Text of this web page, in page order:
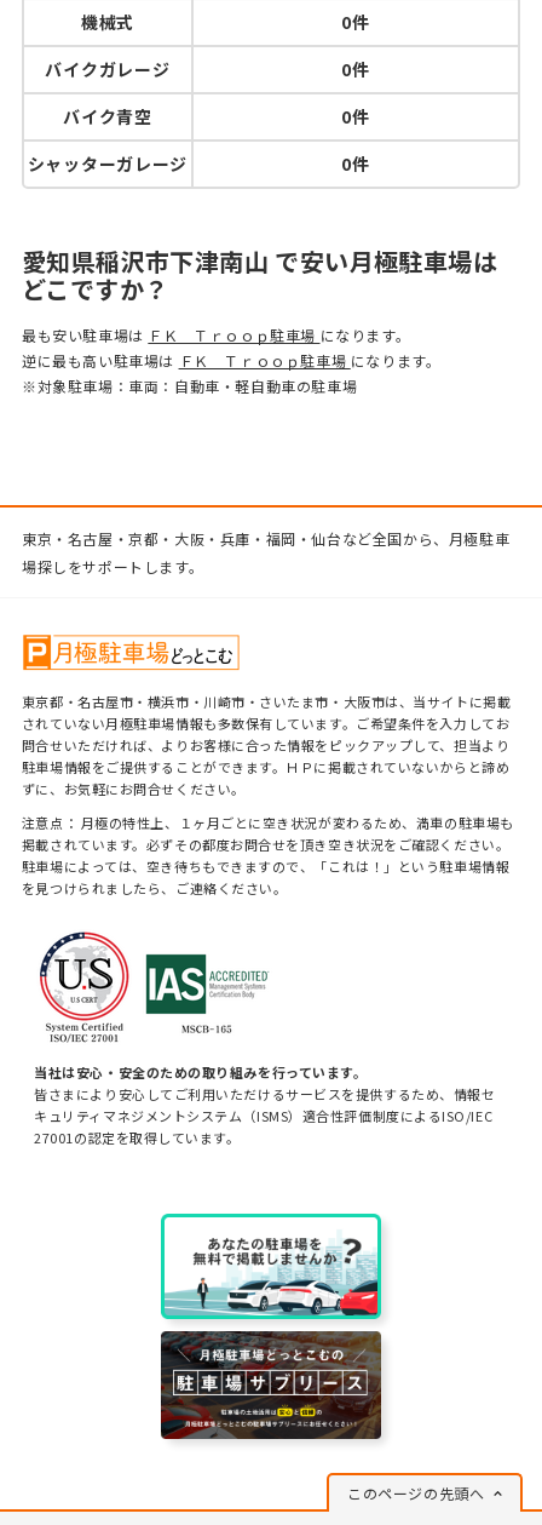
機械式
0件
バイクガレージ
0件
バイク青空
0件
シャッターガレージ
0件
愛知県稲沢市下津南山 で安い月極駐車場は
どこですか？
最も安い駐車場は ＦＫ Ｔｒｏｏｐ駐車場 になります。
逆に最も高い駐車場は ＦＫ Ｔｒｏｏｐ駐車場 になります。
※対象駐車場：車両：自動車・軽自動車の駐車場
東京・名古屋・京都・大阪・兵庫・福岡・仙台など全国から、月極駐車
場探しをサポートします。
東京都・名古屋市・横浜市・川崎市・さいたま市・大阪市は、当サイトに掲載
されていない月極駐車場情報も多数保有しています。ご希望条件を入力してお
問合せいただければ、よりお客様に合った情報をピックアップして、担当より
駐車場情報をご提供することができます。ＨＰに掲載されていないからと諦め
ずに、お気軽にお問合せください。
注意点： 月極の特性上、１ヶ月ごとに空き状況が変わるため、満車の駐車場も
掲載されています。必ずその都度お問合せを頂き空き状況をご確認ください。
駐車場によっては、空き待ちもできますので、「これは！」という駐車場情報
を見つけられましたら、ご連絡ください。
当社は安心・安全のための取り組みを行っています。
皆さまにより安心してご利用いただけるサービスを提供するため、情報セ
キュリティマネジメントシステム（ISMS）適合性評価制度によるISO/IEC
27001の認定を取得しています。
このページの先頭へ